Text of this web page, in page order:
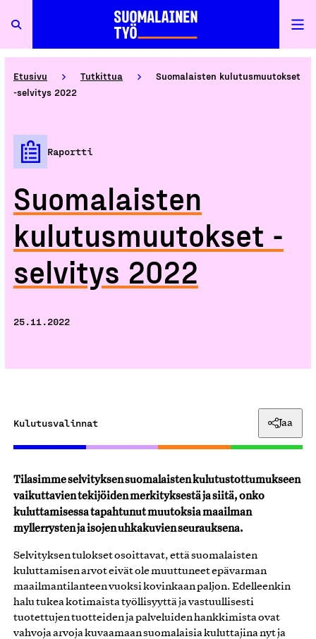
Etusivu Tutkittua
Suomalaisten kulutusmuutokset
-selvitys 2022
Raportti
Suomalaisten
kulutusmuutokset -
selvitys 2022
25.11.2022
Kulutusvalinnat Jaa
Tilasimme selvityksen suomalaisten kulutustottumukseen
vaikuttavien tekijöiden merkityksestä ja siitä, onko
kuluttamisessa tapahtunut muutoksia maailman
myllerrysten ja isojen uhkakuvien seurauksena.
Selvityksen tulokset osoittavat, että suomalaisten
kuluttamisen arvot eivät ole muuttuneet epävarman
maailmantilanteen vuoksi kovinkaan paljon. Edelleenkin
halu tukea kotimaista työllisyyttä ja vastuullisesti
tuotettujen tuotteiden ja palveluiden hankkimista ovat
vahvoja arvoja kuvaamaan suomalaisia kuluttajina nyt ja